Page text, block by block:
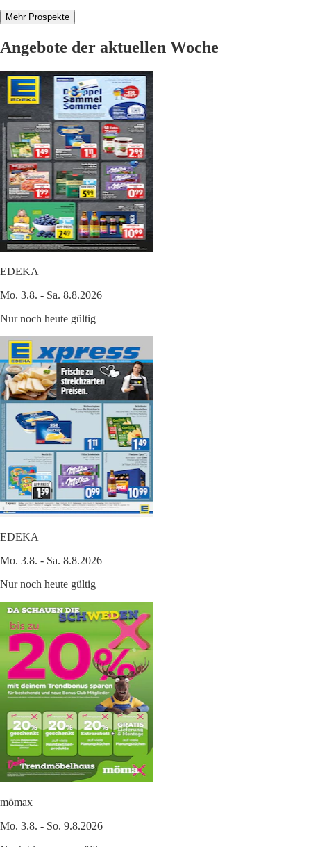
Mehr Prospekte
Angebote der aktuellen Woche
EDEKA
Mo. 3.8. - Sa. 8.8.2026
Nur noch heute gültig
EDEKA
Mo. 3.8. - Sa. 8.8.2026
Nur noch heute gültig
mömax
Mo. 3.8. - So. 9.8.2026